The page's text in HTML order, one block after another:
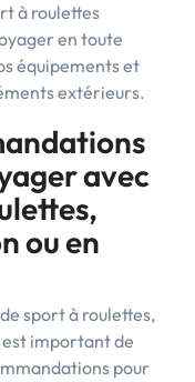
à roulettes
en toute
équipements et
extérieurs.
avec
ou en
sport à roulettes,
important de
pour